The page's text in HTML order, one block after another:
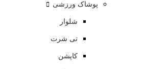
پوشاک ورزشی
شلوار
تی شرت
کاپشن